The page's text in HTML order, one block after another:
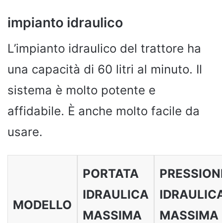
impianto idraulico
L’impianto idraulico del trattore ha
una capacità di 60 litri al minuto. Il
sistema è molto potente e
affidabile. È anche molto facile da
usare.
MODELLO
PORTATA
IDRAULICA
MASSIMA
MASSIMA